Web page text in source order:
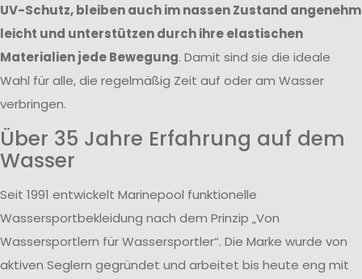
UV-Schutz, bleiben auch im nassen Zustand angenehm
leicht und unterstützen durch ihre elastischen
Materialien jede Bewegung. Damit sind sie die ideale
Wahl für alle, die regelmäßig Zeit auf oder am Wasser
verbringen.
Über 35 Jahre Erfahrung auf dem
Wasser
Seit 1991 entwickelt Marinepool funktionelle
Wassersportbekleidung nach dem Prinzip „Von
Wassersportlern für Wassersportler“. Die Marke wurde von
aktiven Seglern gegründet und arbeitet bis heute eng mit